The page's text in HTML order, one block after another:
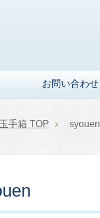
お問い合わせ
手箱 TOP syouen